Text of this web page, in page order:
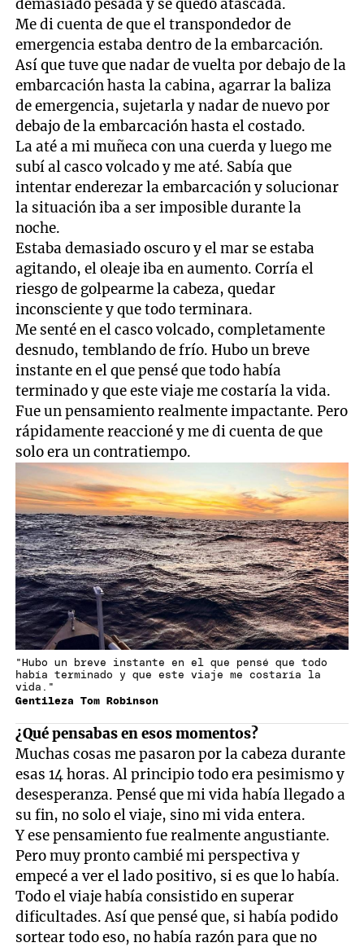
demasiado pesada y se quedó atascada.
Me di cuenta de que el transpondedor de
emergencia estaba dentro de la embarcación.
Así que tuve que nadar de vuelta por debajo de la
embarcación hasta la cabina, agarrar la baliza
de emergencia, sujetarla y nadar de nuevo por
debajo de la embarcación hasta el costado.
La até a mi muñeca con una cuerda y luego me
subí al casco volcado y me até. Sabía que
intentar enderezar la embarcación y solucionar
la situación iba a ser imposible durante la
noche.
Estaba demasiado oscuro y el mar se estaba
agitando, el oleaje iba en aumento. Corría el
riesgo de golpearme la cabeza, quedar
inconsciente y que todo terminara.
Me senté en el casco volcado, completamente
desnudo, temblando de frío. Hubo un breve
instante en el que pensé que todo había
terminado y que este viaje me costaría la vida.
Fue un pensamiento realmente impactante. Pero
rápidamente reaccioné y me di cuenta de que
solo era un contratiempo.
Gentileza Tom Robinson
"Hubo un breve instante en el que pensé que todo
había terminado y que este viaje me costaría la
vida."
¿Qué pensabas en esos momentos?
Muchas cosas me pasaron por la cabeza durante
esas 14 horas. Al principio todo era pesimismo y
desesperanza. Pensé que mi vida había llegado a
su fin, no solo el viaje, sino mi vida entera.
Y ese pensamiento fue realmente angustiante.
Pero muy pronto cambié mi perspectiva y
empecé a ver el lado positivo, si es que lo había.
Todo el viaje había consistido en superar
dificultades. Así que pensé que, si había podido
sortear todo eso, no había razón para que no